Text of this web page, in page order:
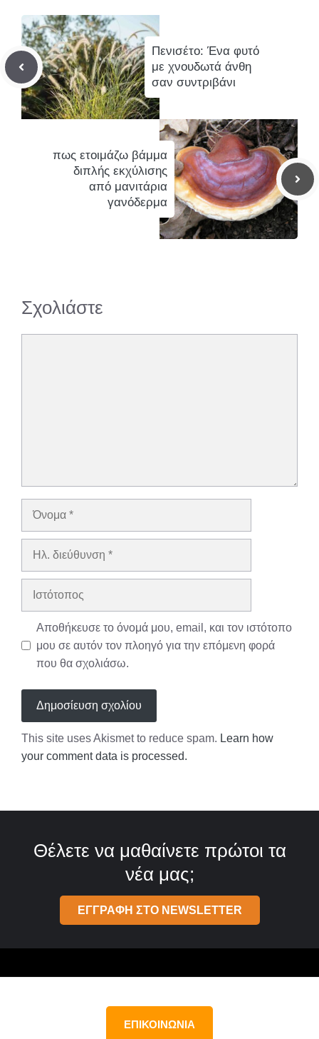
Πενισέτο: Ένα φυτό
με χνουδωτά άνθη
σαν συντριβάνι
πως ετοιμάζω βάμμα
διπλής εκχύλισης
από μανιτάρια
γανόδερμα
Σχολιάστε
Όνομα
Ηλ.
Ιστότοπος
Αποθήκευσε το όνομά μου, email, και τον ιστότοπο
μου σε αυτόν τον πλοηγό για την επόμενη φορά
που θα σχολιάσω.
This site uses Akismet to reduce spam. Learn how
your comment data is processed.
Θέλετε να μαθαίνετε πρώτοι τα
νέα μας;
ΕΓΓΡΑΦΗ ΣΤΟ NEWSLETTER
ΕΠΙΚΟΙΝΩΝΙΑ